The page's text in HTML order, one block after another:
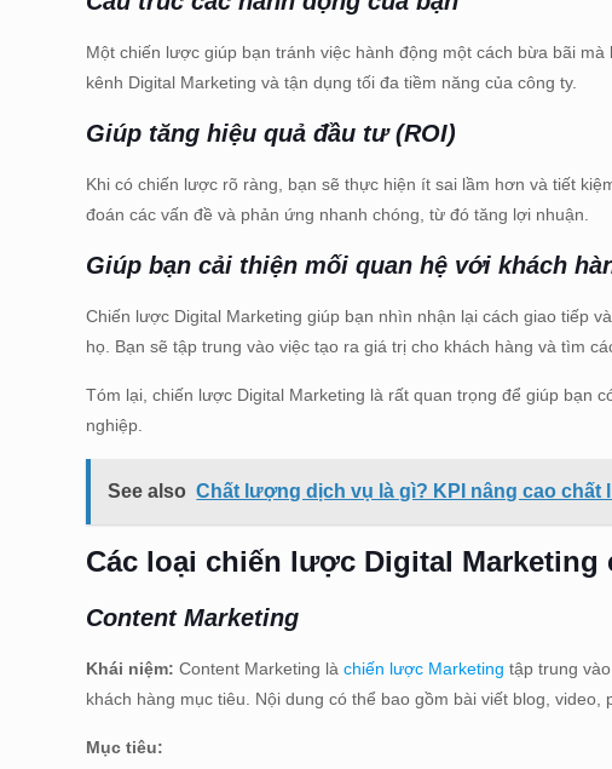
Một chiến lược giúp bạn tránh việc hành động một cách bừa bãi
kênh Digital Marketing và tận dụng tối đa tiềm năng của công ty.
Giúp tăng hiệu quả đầu tư (ROI)
Khi có chiến lược rõ ràng, bạn sẽ thực hiện ít sai lầm hơn và tiết
đoán các vấn đề và phản ứng nhanh chóng, từ đó tăng lợi nhuận.
Giúp bạn cải thiện mối quan hệ với khách
Chiến lược Digital Marketing giúp bạn nhìn nhận lại cách giao tiếp
họ. Bạn sẽ tập trung vào việc tạo ra giá trị cho khách hàng và tìm
Tóm lại, chiến lược Digital Marketing là rất quan trọng để giúp bạn
nghiệp.
See also Chất lượng dịch vụ là gì? KPI nâng cao chất
Các loại chiến lược Digital Marketing
Content Marketing
Khái niệm:Content Marketing làchiến lược Marketing tập trung
khách hàng mục tiêu. Nội dung có thể bao gồm bài viết blog, video,
Mục tiêu: